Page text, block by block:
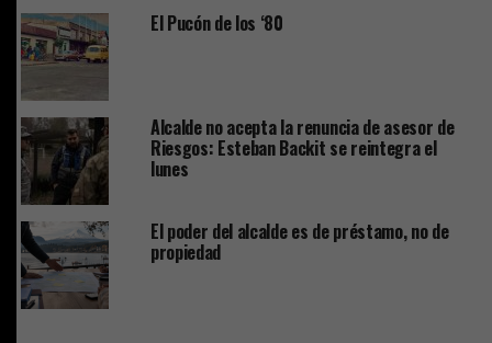
El Pucón de los ‘80
Alcalde no acepta la renuncia de asesor de
Riesgos: Esteban Backit se reintegra el
lunes
El poder del alcalde es de préstamo, no de
propiedad